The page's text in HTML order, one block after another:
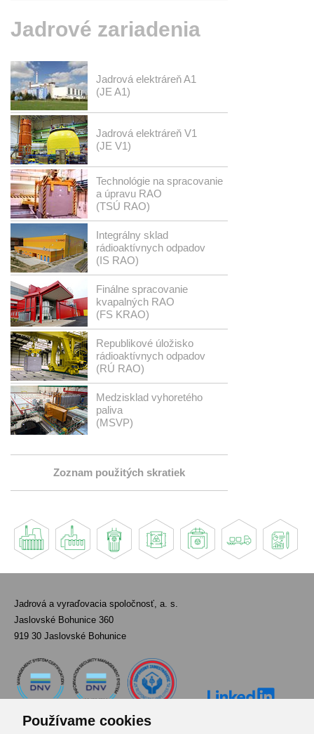
Používame cookies
Jadrové zariadenia
Jadrová elektráreň A1
(JE A1)
Jadrová elektráreň V1
(JE V1)
Technológie na spracovanie
a úpravu RAO
(TSÚ RAO)
Integrálny sklad
rádioaktívnych odpadov
(IS RAO)
Finálne spracovanie
kvapalných RAO
(FS KRAO)
Republikové úložisko
rádioaktívnych odpadov
(RÚ RAO)
Medzisklad vyhoretého
paliva
(MSVP)
Zoznam použitých skratiek
Jadrová a vyraďovacia spoločnosť, a. s.
Jaslovské Bohunice 360
919 30 Jaslovské Bohunice